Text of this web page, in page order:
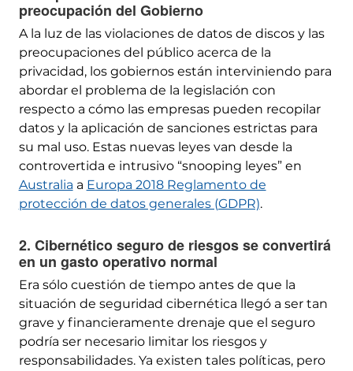
preocupación del Gobierno
A la luz de las violaciones de datos de discos y las
preocupaciones del público acerca de la
privacidad, los gobiernos están interviniendo para
abordar el problema de la legislación con
respecto a cómo las empresas pueden recopilar
datos y la aplicación de sanciones estrictas para
su mal uso. Estas nuevas leyes van desde la
controvertida e intrusivo “snooping leyes” en
Australia a Europa 2018 Reglamento de
protección de datos generales (GDPR).
2. Cibernético seguro de riesgos se convertirá
en un gasto operativo normal
Era sólo cuestión de tiempo antes de que la
situación de seguridad cibernética llegó a ser tan
grave y financieramente drenaje que el seguro
podría ser necesario limitar los riesgos y
responsabilidades. Ya existen tales políticas, pero